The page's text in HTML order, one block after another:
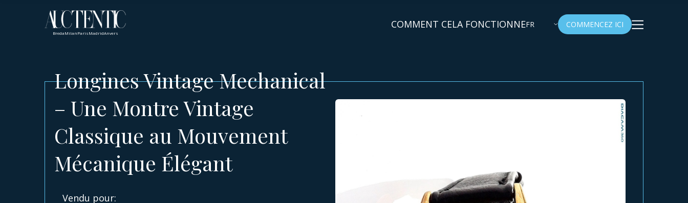
BredaMilanParisMadridAnvers
COMMENT CELA FONCTIONNEFR COMMENCEZ ICI
Longines Vintage Mechanical
– Une Montre Vintage
Classique au Mouvement
Mécanique Élégant
Vendu pour: